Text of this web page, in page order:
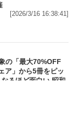
[2026/3/16 16:38:41]
の「最大70%OFF
ア」から5冊をピッ
るほど面白い 昭和